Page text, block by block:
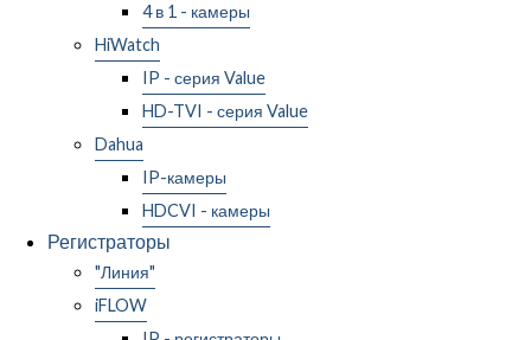
4 в 1 - камеры
HiWatch
IP - серия Value
HD-TVI - серия Value
Dahua
IP-камеры
HDCVI - камеры
Регистраторы
"Линия"
iFLOW